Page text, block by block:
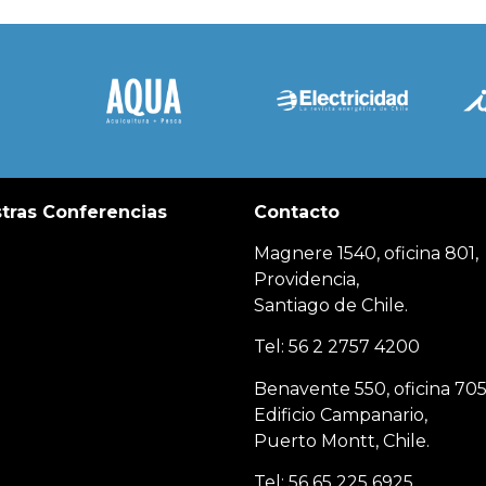
Conferencias Contacto
Magnere 1540, oficina 801,
Providencia,
Santiago de Chile.
Tel: 56 2 2757 4200
Benavente 550, oficina
Edificio Campanario,
Puerto Montt, Chile.